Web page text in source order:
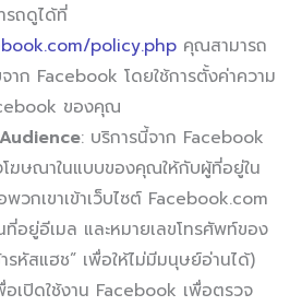
ถดูได้ที่
policy.php คุณสามารถ
าก Facebook โดยใช้การตั้งค่าความ
ของคุณ
: บริการนี้จาก Facebook
โฆษณาในแบบของคุณให้กับผู้ที่อยู่ใน
พวกเขาเข้าเว็บไซต์ Facebook.com
อยู่อีเมล และหมายเลขโทรศัพท์ของ
รหัสแฮช” เพื่อให้ไม่มีมนุษย์อ่านได้)
เปิดใช้งาน Facebook เพื่อตรวจ